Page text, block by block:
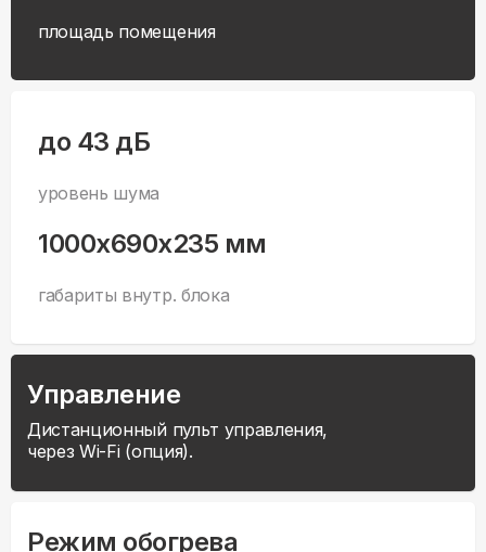
площадь помещения
до 43 дБ
уровень шума
1000x690x235 мм
габариты внутр. блока
Управление
Дистанционный пульт управления,
через Wi-Fi (опция).
Режим обогрева